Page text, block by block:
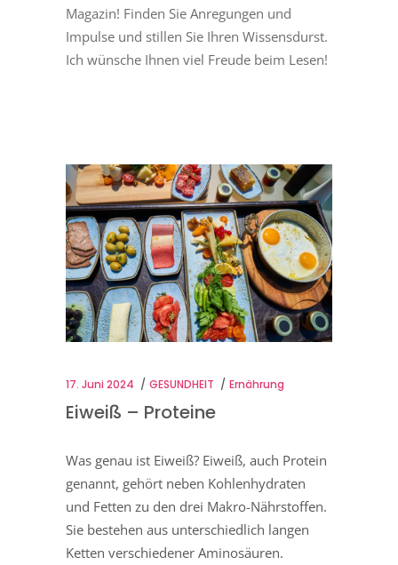
Magazin! Finden Sie Anregungen und
Impulse und stillen Sie Ihren Wissensdurst.
Ich wünsche Ihnen viel Freude beim Lesen!
17. Juni 2024 GESUNDHEIT Ernährung
Eiweiß – Proteine
Was genau ist Eiweiß? Eiweiß, auch Protein
genannt, gehört neben Kohlenhydraten
und Fetten zu den drei Makro-Nährstoffen.
Sie bestehen aus unterschiedlich langen
Ketten verschiedener Aminosäuren.